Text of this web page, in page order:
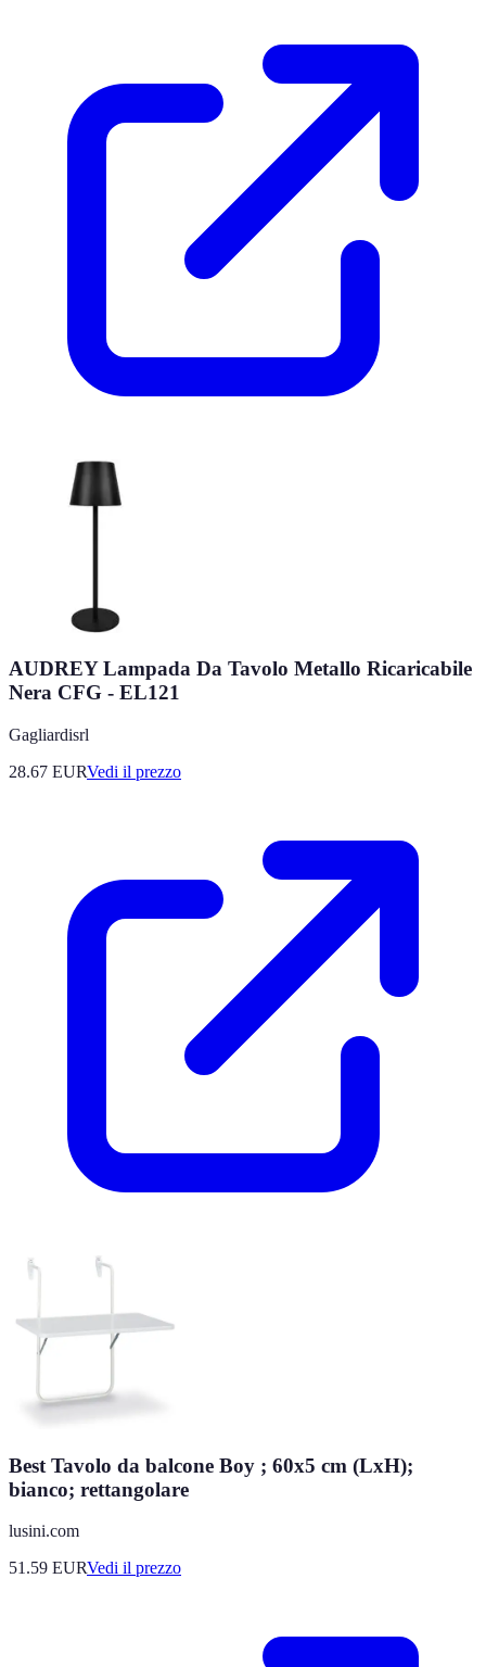
AUDREY Lampada Da Tavolo Metallo Ricaricabile
Nera CFG - EL121
Gagliardisrl
28.67 EURVedi il prezzo
Best Tavolo da balcone Boy ; 60x5 cm (LxH);
bianco; rettangolare
lusini.com
51.59 EURVedi il prezzo